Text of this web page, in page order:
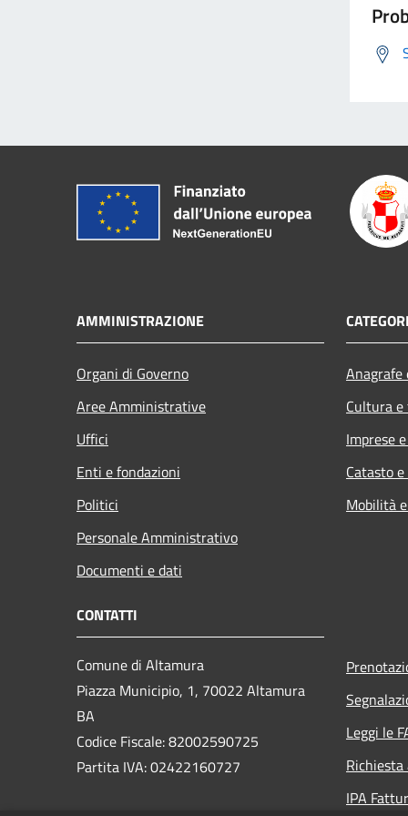
AMMINISTRAZIONE
Organi di Governo
Aree Amministrative
Uffici
Enti e fondazioni
Politici
Personale Amministrativo
Documenti e dati
Cultura
Imprese
Catasto
Mobilità
CONTATTI
Comune di Altamura
Piazza Municipio, 1, 70022 Altamura
BA
Codice Fiscale: 82002590725
Partita IVA: 02422160727
Leggi le
IPA